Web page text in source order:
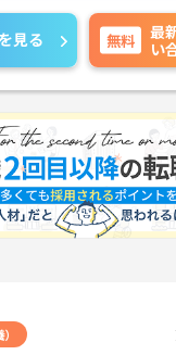
ご勤務いただけます。
、面接対策ポイントなど、
すのでお気軽にご相談くだ
見る 無料
最
い